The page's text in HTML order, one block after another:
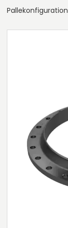
Pallekonfiguration